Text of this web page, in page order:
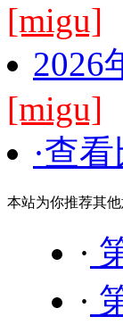
[migu]
2026
[migu]
·查
本站为你推荐其
·
·